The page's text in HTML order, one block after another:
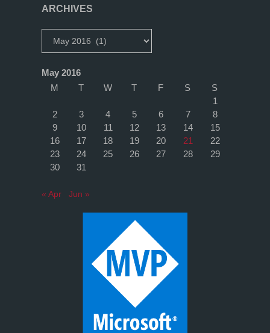
feeling"
ARCHIVES
May 2016
M
T W T F S
S
1
2
3 4 5 6 7
8
9
10 11 12 13 14
15
16
17 18 19 20 21
22
23
24 25 26 27 28
29
30
31
« Apr Jun »